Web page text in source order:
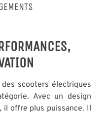
scooters électriques
Avec un design
, il offre plus puissance. Il